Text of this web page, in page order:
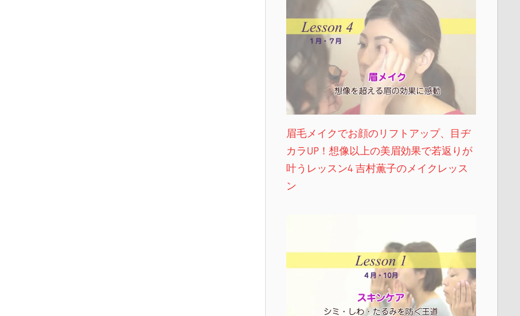
眉毛メイクでお顔のリフトアップ、目ヂ
カラUP！想像以上の美眉効果で若返りが
叶うレッスン4 吉村薫子のメイクレッス
ン